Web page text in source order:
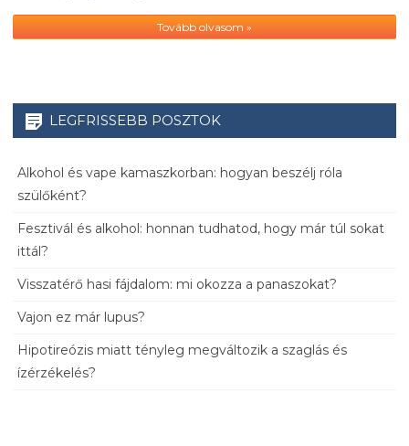
Tovább olvasom »
LEGFRISSEBB POSZTOK
Alkohol és vape kamaszkorban: hogyan beszélj róla
szülőként?
Fesztivál és alkohol: honnan tudhatod, hogy már túl sokat
ittál?
Visszatérő hasi fájdalom: mi okozza a panaszokat?
Vajon ez már lupus?
Hipotireózis miatt tényleg megváltozik a szaglás és
ízérzékelés?